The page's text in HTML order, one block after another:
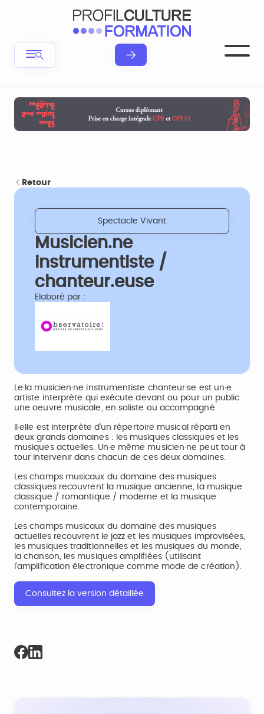
Retour
Spectacle Vivant
Musicien.ne
instrumentiste /
chanteur.euse
Elaboré par :
Le·la musicien·ne instrumentiste chanteur·se est un·e
artiste interprète qui exécute devant ou pour un public
une oeuvre musicale, en soliste ou accompagné.
Il·elle est interprète d'un répertoire musical réparti en
deux grands domaines : les musiques classiques et les
musiques actuelles. Un·e même musicien·ne peut tour à
tour intervenir dans chacun de ces deux domaines.
Les champs musicaux du domaine des musiques
classiques recouvrent la musique ancienne, la musique
classique / romantique / moderne et la musique
contemporaine.
Les champs musicaux du domaine des musiques
actuelles recouvrent le jazz et les musiques improvisées,
les musiques traditionnelles et les musiques du monde,
la chanson, les musiques amplifiées (utilisant
l’amplification électronique comme mode de création).
Consultez la version détaillée